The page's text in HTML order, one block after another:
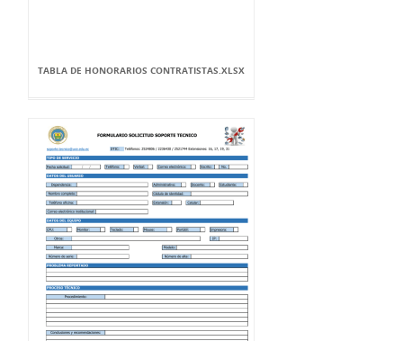
TABLA DE HONORARIOS CONTRATISTAS.XLSX